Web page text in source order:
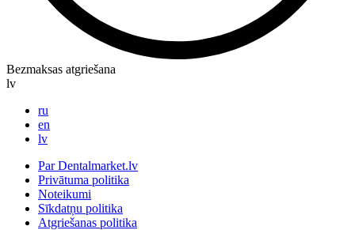
Bezmaksas atgriešana
lv
ru
en
lv
Par Dentalmarket.lv
Privātuma politika
Noteikumi
Sīkdatņu politika
Atgriešanas politika